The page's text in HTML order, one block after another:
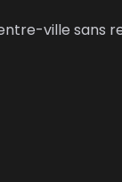
ville sans